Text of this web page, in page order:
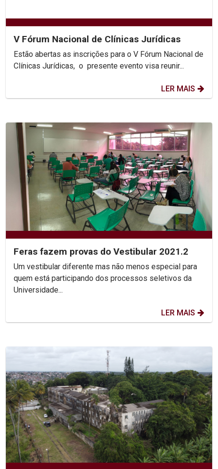
V Fórum Nacional de Clínicas Jurídicas
Estão abertas as inscrições para o V Fórum Nacional de
Clínicas Jurídicas, o presente evento visa reunir...
LER MAIS
Feras fazem provas do Vestibular 2021.2
Um vestibular diferente mas não menos especial para
quem está participando dos processos seletivos da
Universidade...
LER MAIS